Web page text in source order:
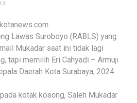
Lawas Suroboyo (RABLS) yang
Mukadar saat ini tidak lagi
tapi memilih Eri Cahyadi – Armuji
Daerah Kota Surabaya, 2024.
kotak kosong, Saleh Mukadar